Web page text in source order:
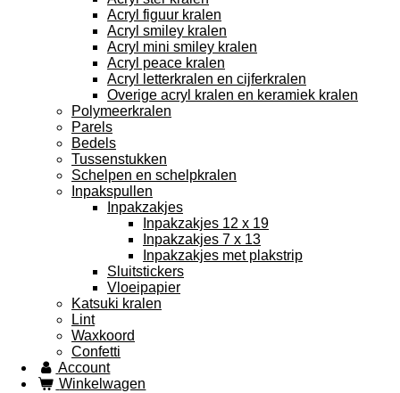
Acryl figuur kralen
Acryl smiley kralen
Acryl mini smiley kralen
Acryl peace kralen
Acryl letterkralen en cijferkralen
Overige acryl kralen en keramiek kralen
Polymeerkralen
Parels
Bedels
Tussenstukken
Schelpen en schelpkralen
Inpakspullen
Inpakzakjes
Inpakzakjes 12 x 19
Inpakzakjes 7 x 13
Inpakzakjes met plakstrip
Sluitstickers
Vloeipapier
Katsuki kralen
Lint
Waxkoord
Confetti
Account
Winkelwagen